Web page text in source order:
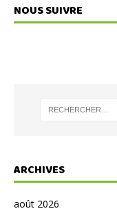
NOUS SUIVRE
ARCHIVES
août 2026